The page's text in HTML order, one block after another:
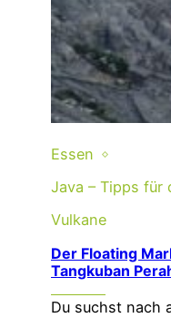
Essen
Java – Tipps für
Vulkane
Der Floating
Tangkuban
Du suchst nach